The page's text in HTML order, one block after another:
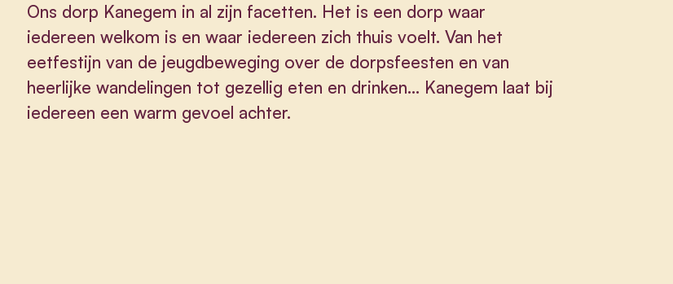
Ons dorp Kanegem in al zijn facetten. Het is een dorp waar
iedereen welkom is en waar iedereen zich thuis voelt. Van het
eetfestijn van de jeugdbeweging over de dorpsfeesten en van
heerlijke wandelingen tot gezellig eten en drinken... Kanegem laat bij
iedereen een warm gevoel achter.